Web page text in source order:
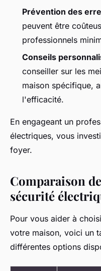
Prévention des
peuvent être
professionnels
Conseils
conseiller sur les
maison spécifique,
l'efficacité.
En engageant un
électriques, vous
foyer.
Comparaison
sécurité
Pour vous aider à
votre maison, voici un
différentes options